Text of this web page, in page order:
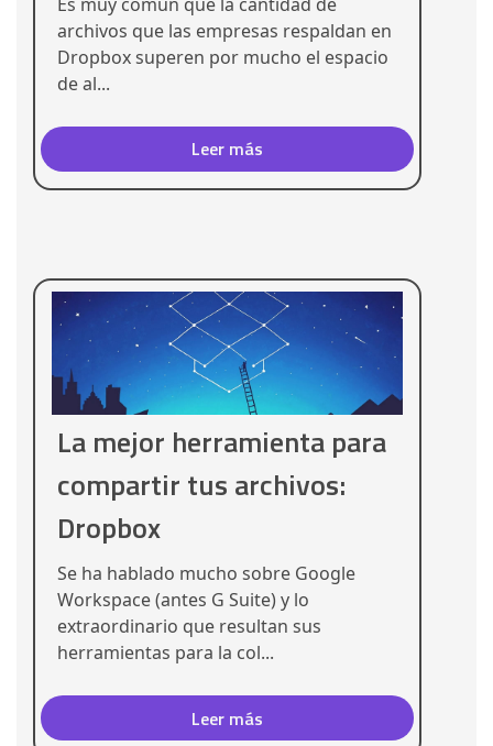
archivos que las empresas respaldan en
Dropbox superen por mucho el espacio
de al...
Leer más
La mejor herramienta para
compartir tus archivos:
Dropbox
Se ha hablado mucho sobre Google
Workspace (antes G Suite) y lo
extraordinario que resultan sus
herramientas para la col...
Leer más